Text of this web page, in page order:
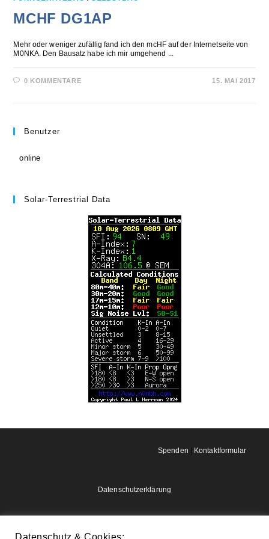
MCHF DG1AP
Mehr oder weniger zufällig fand ich den mcHF auf der Internetseite von
M0NKA. Den Bausatz habe ich mir umgehend ...
0 KOMMENTARE 15. MAI 2017
Benutzer
online
Solar-Terrestrial Data
Spenden Kontaktformular
Datenschutzerklärung
Datenschutz & Cookies: